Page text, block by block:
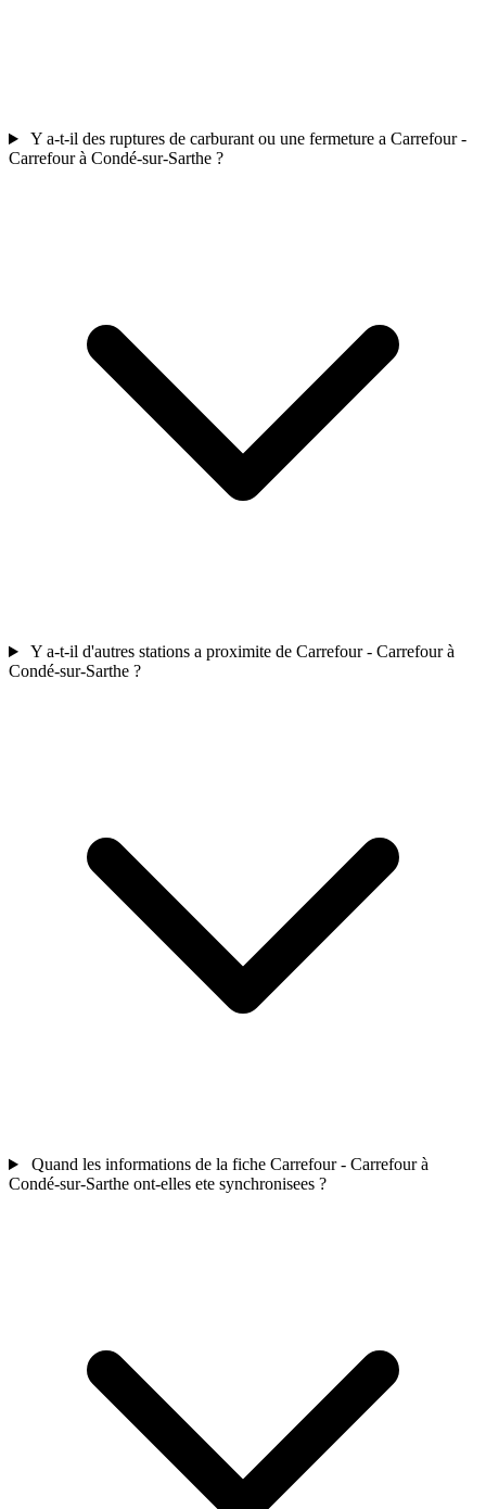
Y a-t-il des ruptures de carburant ou une fermeture a Carrefour -
Carrefour à Condé-sur-Sarthe ?
Y a-t-il d'autres stations a proximite de Carrefour - Carrefour à
Condé-sur-Sarthe ?
Quand les informations de la fiche Carrefour - Carrefour à
Condé-sur-Sarthe ont-elles ete synchronisees ?